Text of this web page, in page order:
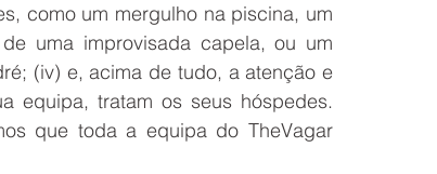
como um mergulho na piscina, um
uma improvisada capela, ou um
(iv) e, acima de tudo, a atenção e
equipa, tratam os seus hóspedes.
que toda a equipa do TheVagar